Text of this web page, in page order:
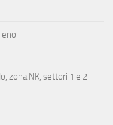
zona NK, settori 1 e 2